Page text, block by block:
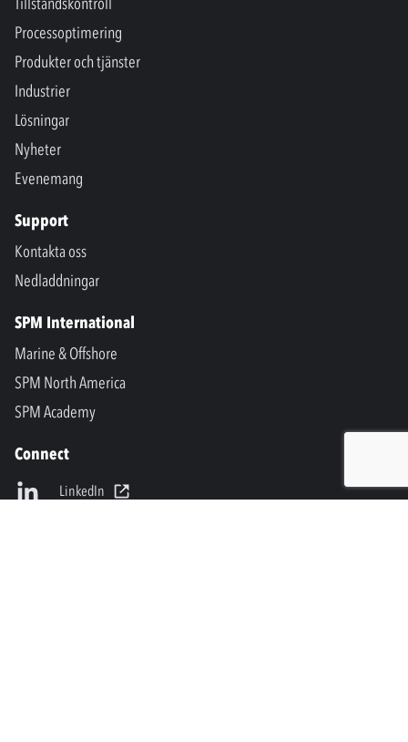
Processoptimering
Produkter och tjänster
Industrier
Lösningar
Nyheter
Evenemang
Support
Kontakta oss
Nedladdningar
SPM International
Marine & Offshore
SPM North America
SPM Academy
Connect
LinkedIn